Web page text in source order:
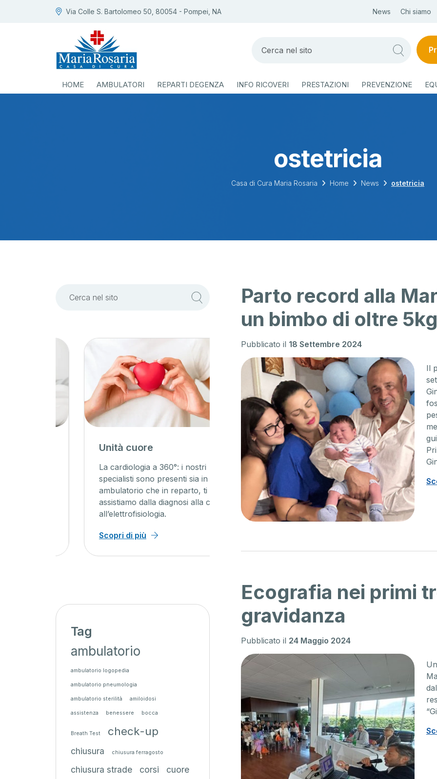
Via Colle S. Bartolomeo 50, 80054 - Pompei, NA News Chi siamo
HOME AMBULATORI REPARTI DEGENZA INFO RICOVERI PRESTAZIONI PREVENZIONE
ostetricia
Casa di Cura Maria Rosaria Home News ostetricia
Parto record alla
un bimbo di oltre 5kg
Pubblicato il 18 Settembre 2024
Il
Ecografia nei primi
gravidanza
Pubblicato il 24 Maggio 2024
dal
Unità cuore
La cardiologia a 360°: i nostri
specialisti sono presenti sia in
ambulatorio che in reparto, ti
assistiamo dalla diagnosi alla cura
all’elettrofisiologia.
Scopri di più
Ortopedia
La nostra equipe di specialisti
multidisciplinari è in grado di
produrre diagnosi mirate e
predisporre i più appropriati
approcci terapeutici, chirurgici e
La
40 anni
Tag
ambulatorio
ambulatorio logopedia
ambulatorio pneumologia
ambulatorio sterilità amiloidosi
assistenza benessere bocca
Breath Test check-up
chiusura chiusura ferragosto
chiusura strade corsi cuore